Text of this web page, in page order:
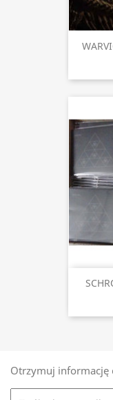
Otrzymuj informację